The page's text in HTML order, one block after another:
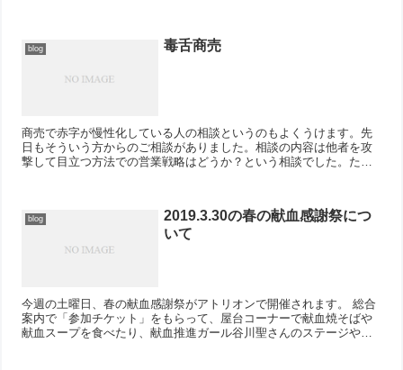
blog 毒舌商売
商売で赤字が慢性化している人の相談というのもよくうけます。先
日もそういう方からのご相談がありました。相談の内容は他者を攻
撃して目立つ方法での営業戦略はどうか？という相談でした。たし
blog
2019.3.30の春の献血感謝祭につ
いて
今週の土曜日、春の献血感謝祭がアトリオンで開催されます。 総合
案内で「参加チケット」をもらって、屋台コーナーで献血焼そばや
献血スープを食べたり、献血推進ガール谷川聖さんのステージや献